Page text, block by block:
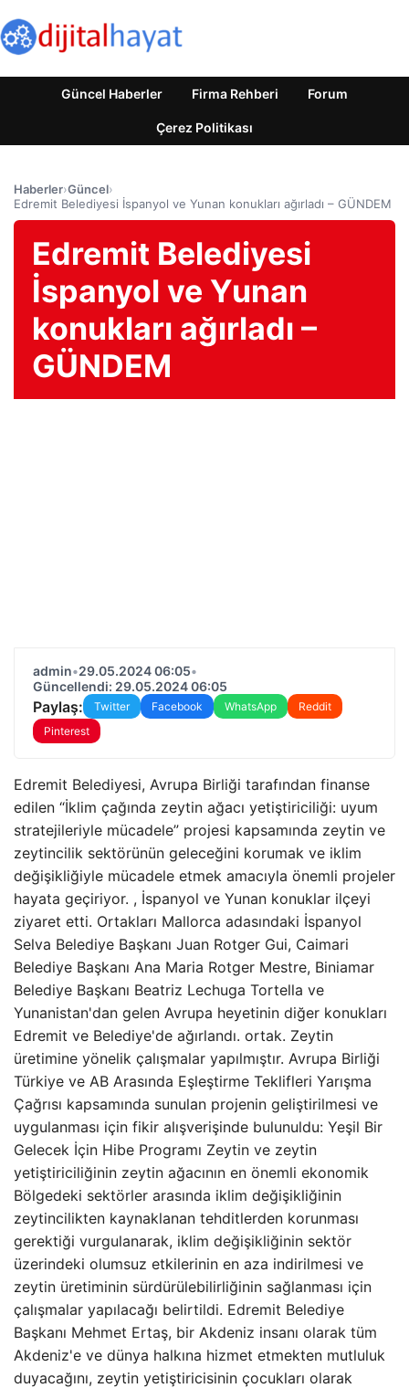
Güncel Haberler Firma Rehberi Forum
Çerez Politikası
Haberler›Güncel›
Edremit Belediyesi İspanyol ve Yunan konukları ağırladı – GÜNDEM
Edremit Belediyesi
İspanyol ve Yunan
konukları ağırladı –
GÜNDEM
admin•29.05.2024 06:05•
Güncellendi: 29.05.2024 06:05
Paylaş: Twitter Facebook WhatsApp
Reddit
Pinterest
Edremit Belediyesi, Avrupa Birliği tarafından finanse
edilen “İklim çağında zeytin ağacı yetiştiriciliği: uyum
stratejileriyle mücadele” projesi kapsamında zeytin ve
zeytincilik sektörünün geleceğini korumak ve iklim
değişikliğiyle mücadele etmek amacıyla önemli projeler
hayata geçiriyor. , İspanyol ve Yunan konuklar ilçeyi
ziyaret etti. Ortakları Mallorca adasındaki İspanyol
Selva Belediye Başkanı Juan Rotger Gui, Caimari
Belediye Başkanı Ana Maria Rotger Mestre, Biniamar
Belediye Başkanı Beatriz Lechuga Tortella ve
Yunanistan'dan gelen Avrupa heyetinin diğer konukları
Edremit ve Belediye'de ağırlandı. ortak. Zeytin
üretimine yönelik çalışmalar yapılmıştır. Avrupa Birliği
Türkiye ve AB Arasında Eşleştirme Teklifleri Yarışma
Çağrısı kapsamında sunulan projenin geliştirilmesi ve
uygulanması için fikir alışverişinde bulunuldu: Yeşil Bir
Gelecek İçin Hibe Programı Zeytin ve zeytin
yetiştiriciliğinin zeytin ağacının en önemli ekonomik
Bölgedeki sektörler arasında iklim değişikliğinin
zeytincilikten kaynaklanan tehditlerden korunması
gerektiği vurgulanarak, iklim değişikliğinin sektör
üzerindeki olumsuz etkilerinin en aza indirilmesi ve
zeytin üretiminin sürdürülebilirliğinin sağlanması için
çalışmalar yapılacağı belirtildi. Edremit Belediye
Başkanı Mehmet Ertaş, bir Akdeniz insanı olarak tüm
Akdeniz'e ve dünya halkına hizmet etmekten mutluluk
duyacağını, zeytin yetiştiricisinin çocukları olarak